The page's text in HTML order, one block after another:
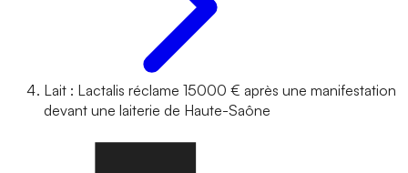
Lait : Lactalis réclame 15000 € après une manifestation
devant une laiterie de Haute-Saône